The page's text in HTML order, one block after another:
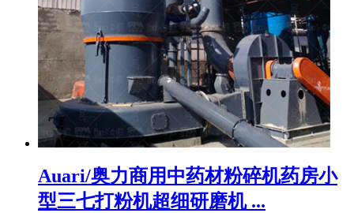
Auari/奥力商用中药材粉碎机药房小
型三七打粉机超细研磨机 ...